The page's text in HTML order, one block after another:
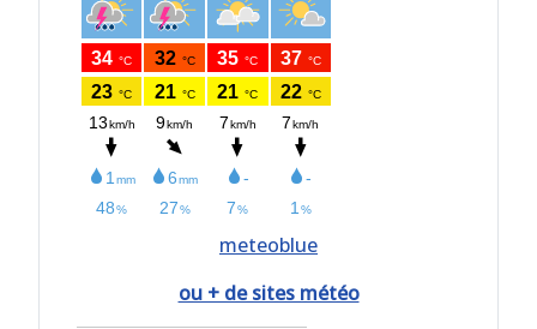
meteoblue
ou + de sites météo